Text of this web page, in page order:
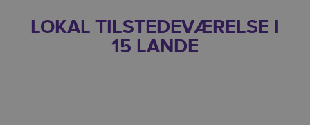
LOKAL TILSTEDEVÆRELSE I
15 LANDE